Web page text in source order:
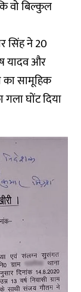
वो बिल्कुल
सिंह ने 20
यादव और
सामूहिक
घोंट दिया